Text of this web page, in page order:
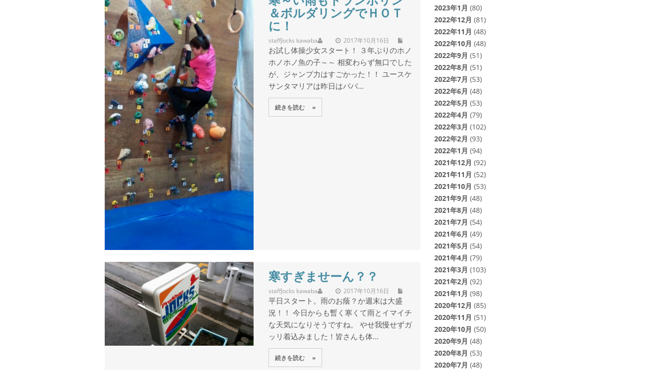
＆ボルダリングでＨＯＴ
に！
staff 2017年10月16日
Jocks kawaba
お試し体操少女スタート！ ３年ぶりのホノ
ホノホノ魚の子～～ 相変わらず無口でした
が、ジャンプ力はすごかった！！ ユースケ
サンタマリアは昨日はパパ...
続きを読む »
寒すぎませーん？？
staff 2017年10月16日
Jocks kawaba
平日スタート。雨のお蔭？か週末は大盛
況！！ 今日からも暫く寒くて雨とイマイチ
な天気になりそうですね。 やせ我慢せずガ
ッリ着込みました！皆さんも体...
続きを読む »
2023年1月 (80)
2022年12月 (81)
2022年11月 (48)
2022年10月 (48)
2022年9月 (51)
2022年8月 (51)
2022年7月 (53)
2022年6月 (48)
2022年5月 (53)
2022年4月 (79)
2022年3月 (102)
2022年2月 (93)
2022年1月 (94)
2021年12月 (92)
2021年11月 (52)
2021年10月 (53)
2021年9月 (48)
2021年8月 (48)
2021年7月 (54)
2021年6月 (49)
2021年5月 (54)
2021年4月 (79)
2021年3月 (103)
2021年2月 (92)
2021年1月 (98)
2020年12月 (85)
2020年11月 (51)
2020年10月 (50)
2020年9月 (48)
2020年8月 (53)
2020年7月 (48)